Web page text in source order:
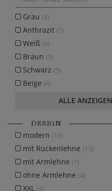
Grau (8)
Anthrazit (7)
Weiß (6)
Braun (5)
Schwarz (5)
Beige (4)
ALLE ANZEIGEN
DESIGN
modern (15)
mit Rückenlehne (13)
mit Armlehne (7)
ohne Armlehne (4)
XXL (4)